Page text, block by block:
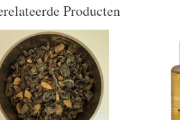
Producten